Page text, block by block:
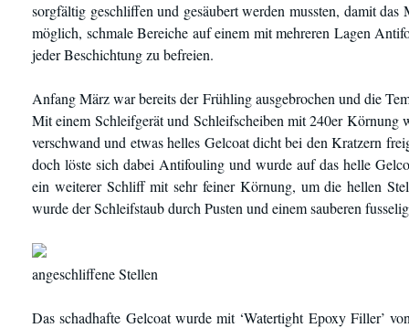
sorgfältig geschliffen und gesäubert werden mussten, damit
möglich, schmale Bereiche auf einem mit mehreren Lagen
jeder Beschichtung zu befreien.
Anfang März war bereits der Frühling ausgebrochen und die
Mit einem Schleifgerät und Schleifscheiben mit 240er Körnung
verschwand und etwas helles Gelcoat dicht bei den Kratzern
doch löste sich dabei Antifouling und wurde auf das helle
ein weiterer Schliff mit sehr feiner Körnung, um die hellen
wurde der Schleifstaub durch Pusten und einem sauberen
angeschliffene Stellen
Das schadhafte Gelcoat wurde mit ‘Watertight Epoxy Filler’